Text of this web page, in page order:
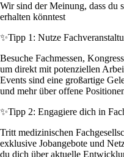
Wir sind der Meinung, dass du
erhalten könntest
✨Tipp 1: Nutze
Besuche Fachmessen,
um direkt mit potenziellen
Events sind eine großartige
und mehr über offene
✨Tipp 2: Engagiere dich in
Tritt medizinischen
exklusive Jobangebote und
du dich über aktuelle